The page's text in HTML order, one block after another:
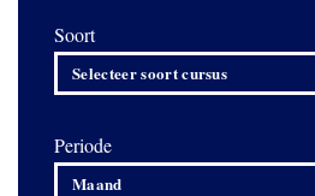
Soort
Selecteer soort cursus
Periode
Maand